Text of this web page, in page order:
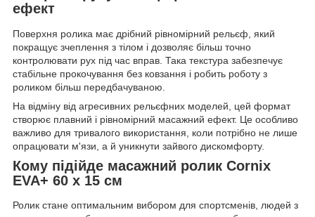
ефект
Поверхня ролика має дрібний рівномірний рельєф, який
покращує зчеплення з тілом і дозволяє більш точно
контролювати рух під час вправ. Така текстура забезпечує
стабільне прокочування без ковзання і робить роботу з
роликом більш передбачуваною.
На відміну від агресивних рельєфних моделей, цей формат
створює плавний і рівномірний масажний ефект. Це особливо
важливо для тривалого використання, коли потрібно не лише
опрацювати м'язи, а й уникнути зайвого дискомфорту.
Кому підійде масажний ролик Cornix
EVA+ 60 x 15 см
Ролик стане оптимальним вибором для спортсменів, людей з